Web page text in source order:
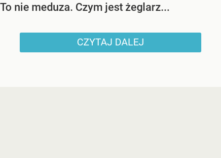
To nie meduza. Czym jest żeglarz...
CZYTAJ DALEJ